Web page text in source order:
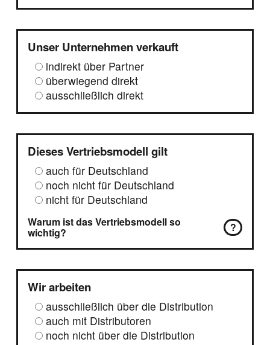
Unser Unternehmen verkauft
indirekt über Partner
überwiegend direkt
ausschließlich direkt
Dieses Vertriebsmodell gilt
auch für Deutschland
noch nicht für Deutschland
nicht für Deutschland
Warum ist das Vertriebsmodell so
wichtig? ?
Wir arbeiten
ausschließlich über die Distribution
auch mit Distributoren
noch nicht über die Distribution